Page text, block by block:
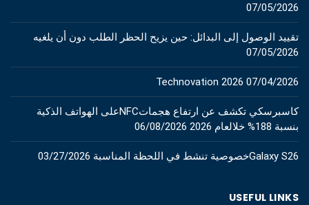
07/05/2026
تقييد الوصول إلى البدائل: حين يزيح الحظر الطلب دون أن يلغيه
07/05/2026
Technovation 2026 07/04/2026
كاسبرسكي تكشف عن ارتفاع هجماتNFCعلى الهواتف الذكية
بنسبة 188% خلالعام 2026
06/08/2026
Galaxy S26خصوصية تنشط في اللحظة المناسبة 03/27/2026
USEFUL LINKS